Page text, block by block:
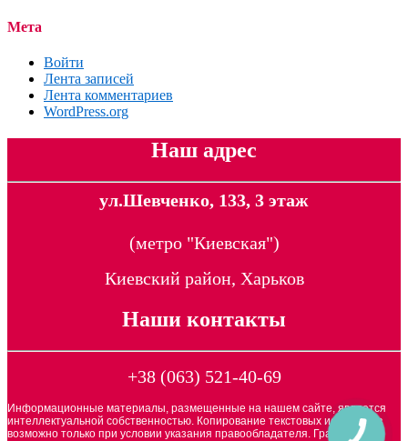
Мета
Войти
Лента записей
Лента комментариев
WordPress.org
Наш адрес
ул.Шевченко, 133, 3 этаж
(метро "Киевская")
Киевский район, Харьков
Наши контакты
+38 (063) 521-40-69
Информационные материалы, размещенные на нашем сайте, является
интеллектуальной собственностью. Копирование текстовых источников
возможно только при условии указания правообладателя. Графические